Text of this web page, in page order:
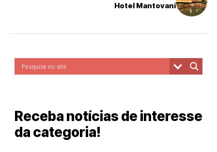
Hotel Mantovani
Receba notícias de interesse
da categoria!